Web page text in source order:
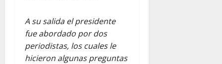
A su salida el presidente
fue abordado por dos
periodistas, los cuales le
hicieron algunas preguntas